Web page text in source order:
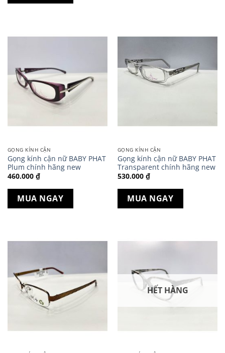
GỌNG KÍNH CẬN
Gọng kính cận nữ BABY PHAT
Plum chính hãng new
460.000 ₫
MUA NGAY
GỌNG KÍNH CẬN
Gọng kính cận nữ BABY PHAT
Transparent chính hãng new
530.000 ₫
MUA NGAY
HẾT HÀNG